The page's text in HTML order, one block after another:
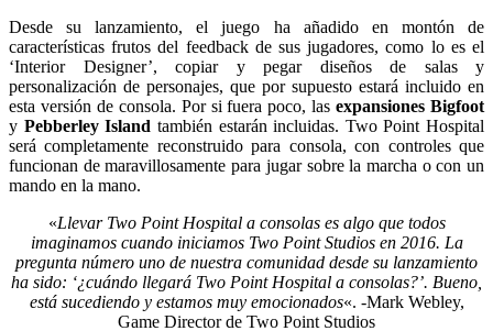
Desde su lanzamiento, el juego ha añadido en montón de
características frutos del feedback de sus jugadores, como lo es el
‘Interior Designer’, copiar y pegar diseños de salas y
personalización de personajes, que por supuesto estará incluido en
esta versión de consola. Por si fuera poco, lasexpansiones Bigfoot
y Pebberley Island también estarán incluidas. Two Point Hospital
será completamente reconstruido para consola, con controles que
funcionan de maravillosamente para jugar sobre la marcha o con un
mando en la mano.
«Llevar Two Point Hospital a consolas es algo que todos
imaginamos cuando iniciamos Two Point Studios en 2016. La
pregunta número uno de nuestra comunidad desde su lanzamiento
ha sido: ‘¿cuándo llegará Two Point Hospital a consolas?’. Bueno,
está sucediendo y estamos muy emocionados«. -Mark Webley,
Game Director de Two Point Studios